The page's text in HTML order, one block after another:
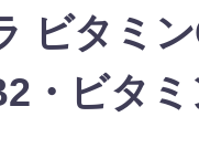
ビタミ
・ビタ